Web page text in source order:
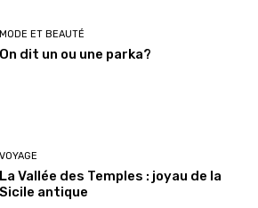
MODE ET BEAUTÉ
On dit un ou une parka?
VOYAGE
La Vallée des Temples : joyau de la
Sicile antique